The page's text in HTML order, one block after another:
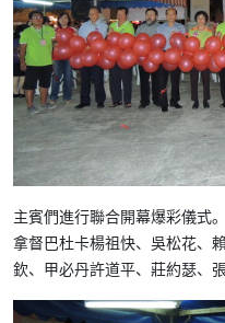
主賓們進行聯合開幕爆彩儀式
拿督巴杜卡楊祖快、吳松花、
欽、甲必丹許道平、莊約瑟、